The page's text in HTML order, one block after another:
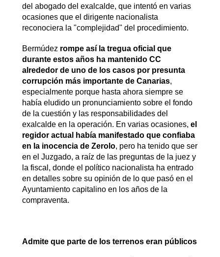
del abogado del exalcalde, que intentó en varias
ocasiones que el dirigente nacionalista
reconociera la "complejidad" del procedimiento.
Bermúdez rompe así la tregua oficial que
durante estos años ha mantenido CC
alrededor de uno de los casos por presunta
corrupción más importante de Canarias,
especialmente porque hasta ahora siempre se
había eludido un pronunciamiento sobre el fondo
de la cuestión y las responsabilidades del
exalcalde en la operación. En varias ocasiones, el
regidor actual había manifestado que confiaba
en la inocencia de Zerolo, pero ha tenido que ser
en el Juzgado, a raíz de las preguntas de la juez y
la fiscal, donde el político nacionalista ha entrado
en detalles sobre su opinión de lo que pasó en el
Ayuntamiento capitalino en los años de la
compraventa.
Admite que parte de los terrenos eran públicos